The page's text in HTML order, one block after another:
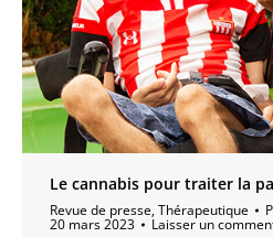
Le cannabis pour traiter la
Revue de presse,Thérapeutique
20 mars 2023 Laisser un